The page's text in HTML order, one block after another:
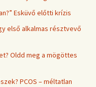
Esküvő előtti krízis
első alkalmas résztvevő
Oldd meg a mögöttes
PCOS – méltatlan